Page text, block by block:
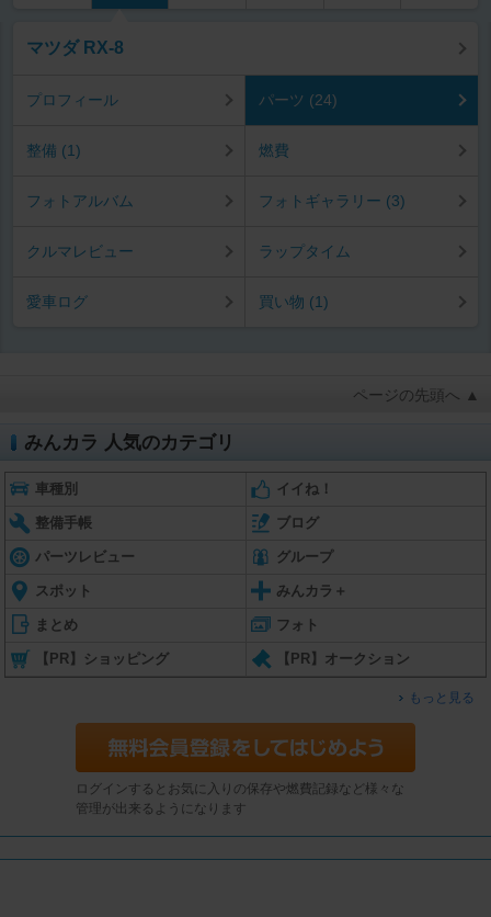
マツダ RX-8
プロフィール パーツ (24)
整備 (1) 燃費
フォトアルバム フォトギャラリー (3)
クルマレビュー ラップタイム
愛車ログ 買い物 (1)
ページの先頭へ ▲
みんカラ 人気のカテゴリ
車種別 イイね！
整備手帳 ブログ
パーツレビュー グループ
スポット みんカラ＋
まとめ フォト
【PR】ショッピング 【PR】オークション
もっと見る
ログインするとお気に入りの保存や燃費記録など様々な
管理が出来るようになります